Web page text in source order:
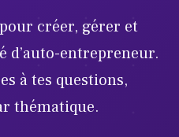
créer, gérer et
d’auto-entrepreneur.
à tes questions,
thématique.